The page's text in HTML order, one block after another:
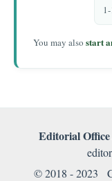
You may also start
Editorial Office
© 2018 - 2023